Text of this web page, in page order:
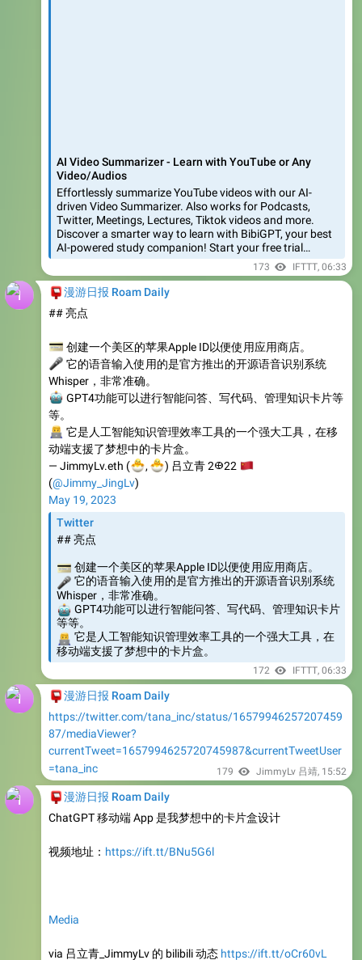
Effortlessly summarize YouTube videos with our AI-
driven Video Summarizer. Also works for Podcasts,
Twitter, Meetings, Lectures, Tiktok videos and more.
Discover a smarter way to learn with BibiGPT, your best
AI-powered study companion! Start your free trial…
173 IFTTT,06:33
漫游日报 Roam Daily
## 亮点
创建一个美区的苹果Apple ID以便使用应用商店。
Whisper，非常准确。
GPT4功能可以进行智能问答、写代码、管理知识卡片等
等。
它是人工智能知识管理效率工具的一个强大工具，在移
动端支援了梦想中的卡片盒。
— JimmyLv.eth (
🐣
,
🐣) 吕立青 2𐃏22
(@Jimmy_JingLv)
May 19, 2023
Twitter
## 亮点
创建一个美区的苹果Apple ID以便使用应用商店。
它的语音输入使用的是官方推出的开源语音识别系统
Whisper，非常准确。
GPT4功能可以进行智能问答、写代码、管理知识卡片
等等。
它是人工智能知识管理效率工具的一个强大工具，在
移动端支援了梦想中的卡片盒。
172 IFTTT 06:33
漫游日报 Roam Daily
https://twitter.com/tana_inc/status/16579946257207459
87/mediaViewer?
currentTweet=1657994625720745987&currentTweetUser
=tana_inc
漫游日报 Roam Daily
ChatGPT 移动端 App 是我梦想中的卡片盒设计
视频地址：https://ift.tt/BNu5G6l
via 吕立青_JimmyLv 的 bilibili 动态